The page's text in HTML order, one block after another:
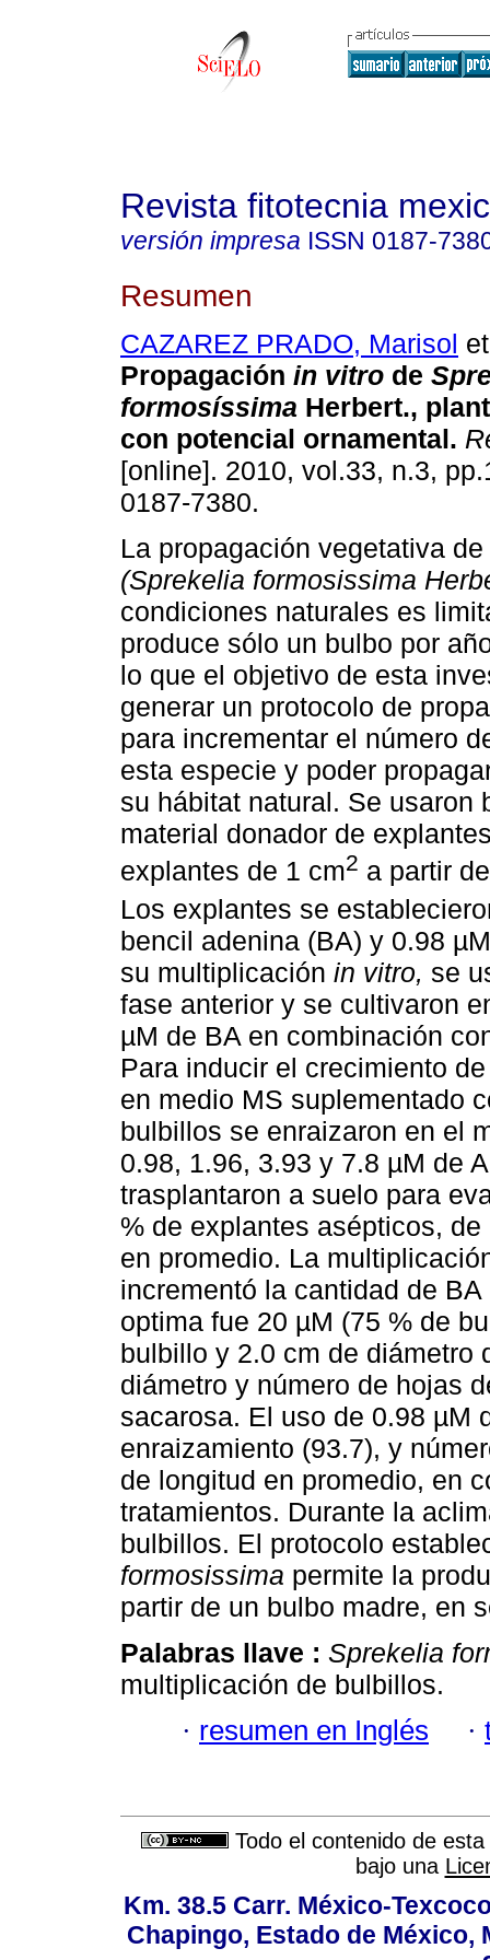
Revista fitotecnia
versión impresa ISSN 0187-
Resumen
CAZAREZ PRADO, Marisol
Propagación in vitro de
formosíssima Herbert.,
con potencial ornamental.
[online]. 2010, vol.33, n.3,
0187-7380.
La propagación vegetativa
(Sprekelia formosissima
condiciones naturales es
produce sólo un bulbo por
lo que el objetivo de esta
generar un protocolo de
para incrementar el número
esta especie y poder
su hábitat natural. Se usaron
material donador de
explantes de 1 cm2 a partir
Los explantes se
bencil adenina (BA) y 0.98
su multiplicación in vitro, se
fase anterior y se cultivaron
µM de BA en combinación
Para inducir el crecimiento
en medio MS suplementado
bulbillos se enraizaron en el
0.98, 1.96, 3.93 y 7.8 µM de
trasplantaron a suelo para
% de explantes asépticos,
en promedio. La
incrementó la cantidad de
optima fue 20 µM (75 % de
bulbillo y 2.0 cm de diámetro
diámetro y número de hojas
sacarosa. El uso de 0.98 µM
enraizamiento (93.7), y
de longitud en promedio, en
tratamientos. Durante la
bulbillos. El protocolo
formosissima permite la
partir de un bulbo madre, en
Palabras llave : Sprekelia
multiplicación de bulbillos.
· resumen en Inglés ·
Todo el contenido de
bajo una
Km. 38.5 Carr. México-
Chapingo, Estado de México,